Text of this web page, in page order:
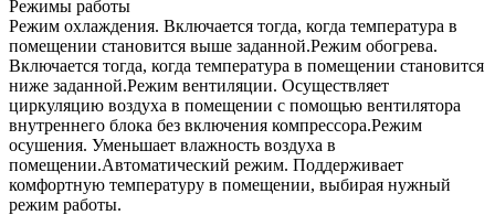
Режимы работы
Режим охлаждения. Включается тогда, когда температура в
помещении становится выше заданной.Режим обогрева.
Включается тогда, когда температура в помещении становится
ниже заданной.Режим вентиляции. Осуществляет
циркуляцию воздуха в помещении с помощью вентилятора
внутреннего блока без включения компрессора.Режим
осушения. Уменьшает влажность воздуха в
помещении.Автоматический режим. Поддерживает
комфортную температуру в помещении, выбирая нужный
режим работы.